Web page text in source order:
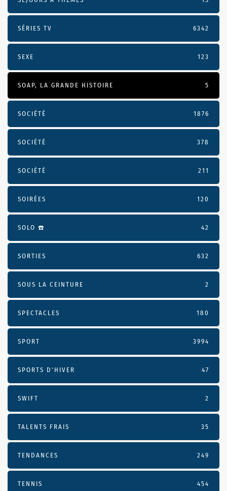
SÉRIES TV 6342
SEXE 123
SOAP, LA GRANDE HISTOIRE 5
SOCIÉTÉ 1876
SOCIÉTÉ 378
SOCIÉTÉ 211
SOIRÉES 120
SOLO ☎️ 42
SORTIES 632
SOUS LA CEINTURE 2
SPECTACLES 180
SPORT 3994
SPORTS D'HIVER 47
SWIFT 2
TALENTS FRAIS 35
TENDANCES 249
TENNIS 454